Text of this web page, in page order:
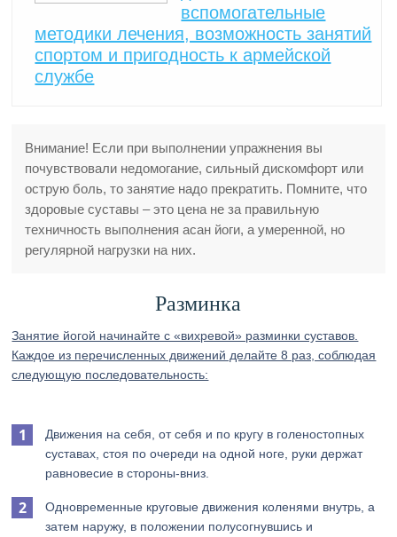
вспомогательные
методики лечения, возможность занятий
спортом и пригодность к армейской
службе
Внимание! Если при выполнении упражнения вы
почувствовали недомогание, сильный дискомфорт или
острую боль, то занятие надо прекратить. Помните, что
здоровые суставы – это цена не за правильную
техничность выполнения асан йоги, а умеренной, но
регулярной нагрузки на них.
Разминка
Занятие йогой начинайте с «вихревой» разминки суставов.
Каждое из перечисленных движений делайте 8 раз, соблюдая
следующую последовательность:
Движения на себя, от себя и по кругу в голеностопных
суставах, стоя по очереди на одной ноге, руки держат
равновесие в стороны-вниз.
Одновременные круговые движения коленями внутрь, а
затем наружу, в положении полусогнувшись и